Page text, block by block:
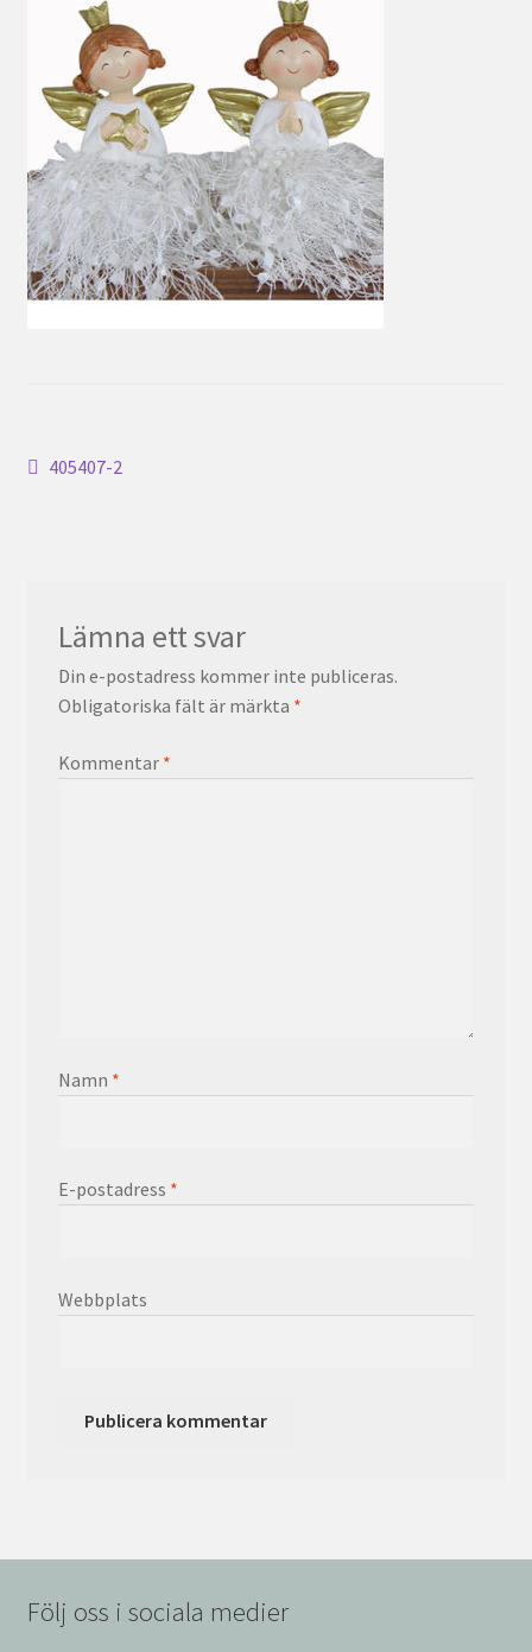
Inläggsnavigering
Föregående
405407-2
Lämna ett svar
Din e-postadress kommer inte publiceras.
Obligatoriska fält är märkta *
Kommentar *
Namn *
E-postadress *
Webbplats
Följ oss i sociala medier